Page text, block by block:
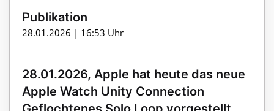
Publikation
28.01.2026 | 16:53 Uhr
28.01.2026, Apple hat heute das neue
Apple Watch Unity Connection